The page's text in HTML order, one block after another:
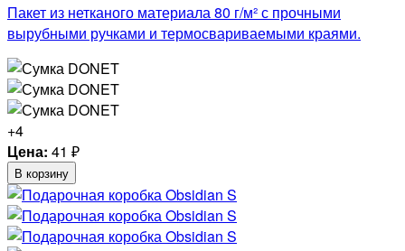
Пакет из нетканого материала 80 г/м² с прочными
вырубными ручками и термосвариваемыми краями.
+4
Цена: 41 ₽
В корзину